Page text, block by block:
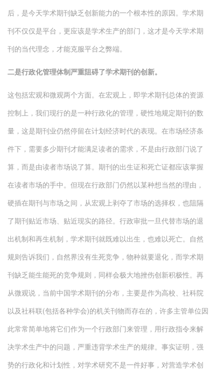
后，是今天学术期刊缺乏创新能力的一个根本性的原因。学术期
刊不仅仅是平台，更应该是学术生产的部门，这才是今天学术期
刊的当代理念，才能克服平台之弊端。
二是行政化管理体制严重阻碍了学术期刊的创新。
这包括宏观和微观两个方面。在宏观上，即学术期刊总体的资源
控制上，我们现行的是一种行政化的管理，硬性地规定期刊的数
量，这是期刊业仍然停留在计划经济时代的表现。在市场经济条
件下，需要多少期刊才能满足读者的需求，不是由行政部门说了
算，而是由读者市场说了算。期刊的出生证和死亡证都应该掌握
在读者市场的手中。但现在行政部门仍然以某种想当然的理由，
硬插在期刊与市场之间，从宏观上剥夺了市场的选择权，也阻隔
了期刊贴近市场、贴近现实的路径。行政审批一旦代替市场的退
出机制和再生机制，学术期刊就既难以出生，也难以死亡。自然
规则告诉我们，自然界没有生死竞争，物种就要退化，而学术期
刊缺乏能生能死的竞争规则，同样会极大地挫伤创新积极性。再
从微观说，当前中国学术期刊的分布，主要是作为高校、社科院
以及社科联(包括各种学会)的机关刊物而存在的，许多主管单位因
此常常简单地将它们作为一个行政部门来管理，用行政指令来解
决学术生产中的问题，严重违背学术生产的规律。事实证明，强
势的行政化和计划性，对学术研究不是一件好事，对营造学术创